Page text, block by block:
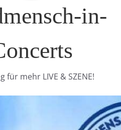
in-
für mehr LIVE & SZENE!